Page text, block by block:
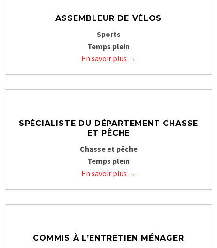
ASSEMBLEUR DE VÉLOS
Sports
Temps plein
En savoir plus
SPÉCIALISTE DU DÉPARTEMENT CHASSE
ET PÊCHE
Chasse et pêche
Temps plein
En savoir plus
COMMIS À L’ENTRETIEN MÉNAGER